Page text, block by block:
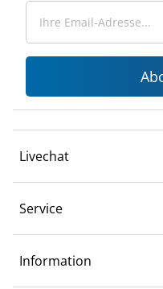
Livechat
Service
Information